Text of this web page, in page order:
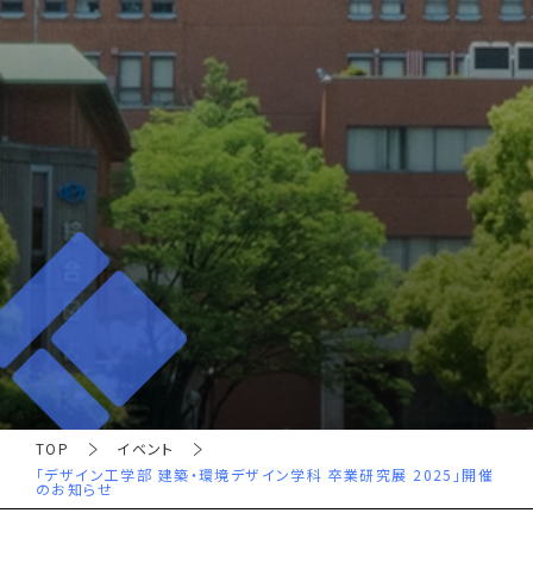
TOP
イベント
「デザイン工学部 建築・環境デザイン学科 卒業研究展 2025」開催
のお知らせ